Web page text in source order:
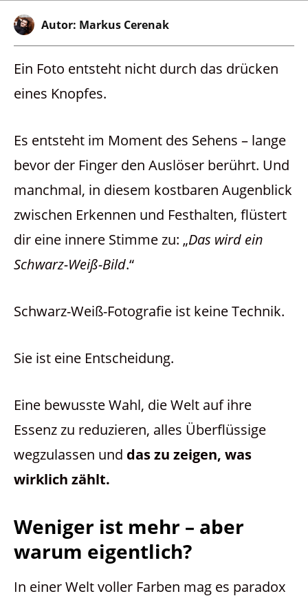
Autor: Markus Cerenak
Ein Foto entsteht nicht durch das drücken
eines Knopfes.
Es entsteht im Moment des Sehens – lange
bevor der Finger den Auslöser berührt. Und
manchmal, in diesem kostbaren Augenblick
zwischen Erkennen und Festhalten, flüstert
dir eine innere Stimme zu: „Das wird ein
Schwarz-Weiß-Bild.“
Schwarz-Weiß-Fotografie ist keine Technik.
Sie ist eine Entscheidung.
Eine bewusste Wahl, die Welt auf ihre
Essenz zu reduzieren, alles Überflüssige
wegzulassen und das zu zeigen, was
wirklich zählt.
Weniger ist mehr – aber
warum eigentlich?
In einer Welt voller Farben mag es paradox